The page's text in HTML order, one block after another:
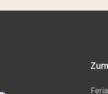
Feria